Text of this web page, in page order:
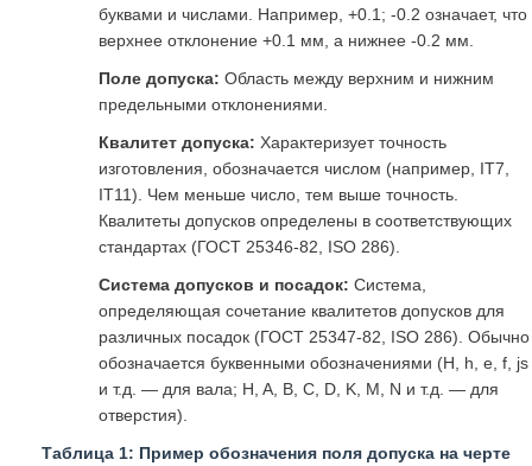
буквами и числами. Например, +0.1; -0.2 означает, что
верхнее отклонение +0.1 мм, а нижнее -0.2 мм.
Поле допуска: Область между верхним и нижним
предельными отклонениями.
Квалитет допуска: Характеризует точность
изготовления, обозначается числом (например, IT7,
IT11). Чем меньше число, тем выше точность.
Квалитеты допусков определены в соответствующих
стандартах (ГОСТ 25346-82, ISO 286).
Система допусков и посадок: Система,
определяющая сочетание квалитетов допусков для
различных посадок (ГОСТ 25347-82, ISO 286). Обычно
обозначается буквенными обозначениями (H, h, e, f, js
и т.д. — для вала; H, A, B, C, D, K, M, N и т.д. — для
отверстия).
Таблица 1: Пример обозначения поля допуска на черте